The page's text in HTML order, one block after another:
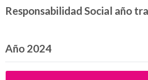
Responsabilidad Social año
Año 2024